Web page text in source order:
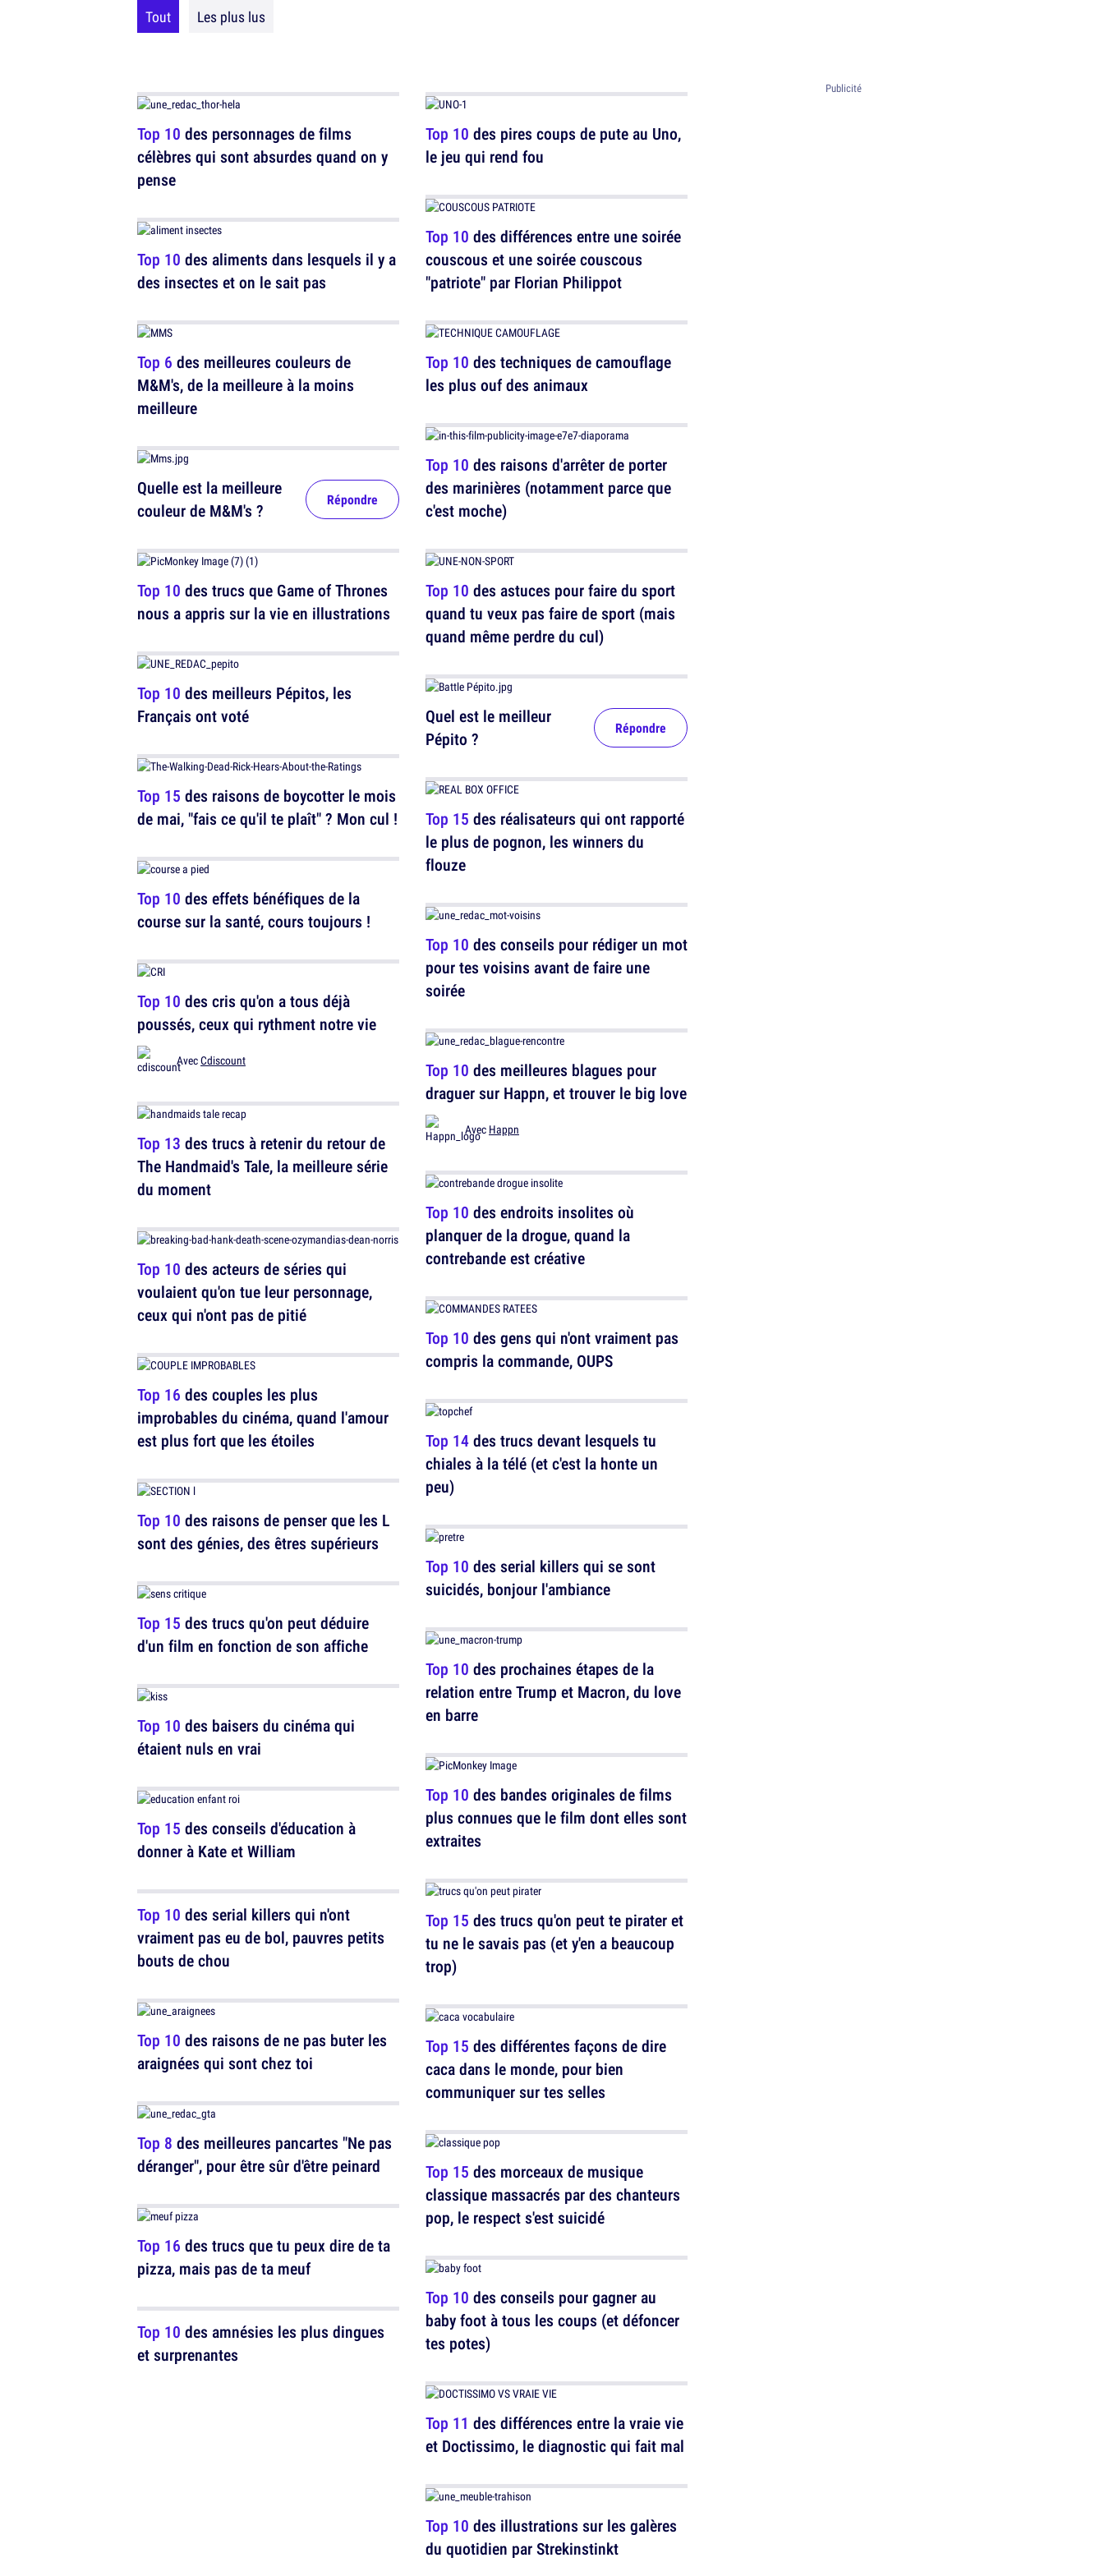
Tout Les plus lus
Top 10 des personnages de films
célèbres qui sont absurdes quand on y
pense
Top 10 des aliments dans lesquels il y a
des insectes et on le sait pas
Top 6 des meilleures couleurs de
M&M's, de la meilleure à la moins
meilleure
Quelle est la meilleure
couleur de M&M's ?
Répondre
Top 10 des trucs que Game of Thrones
nous a appris sur la vie en illustrations
Top 10 des meilleurs Pépitos, les
Français ont voté
Top 15 des raisons de boycotter le mois
de mai, "fais ce qu'il te plaît" ? Mon cul !
Top 10 des effets bénéfiques de la
course sur la santé, cours toujours !
Top 10 des cris qu'on a tous déjà
poussés, ceux qui rythment notre vie
AvecCdiscount
Top 13 des trucs à retenir du retour de
The Handmaid's Tale, la meilleure série
du moment
Top 10 des acteurs de séries qui
voulaient qu'on tue leur personnage,
ceux qui n'ont pas de pitié
Top 16 des couples les plus
improbables du cinéma, quand l'amour
est plus fort que les étoiles
Top 10 des raisons de penser que les L
sont des génies, des êtres supérieurs
Top 15 des trucs qu'on peut déduire
d'un film en fonction de son affiche
Top 10 des baisers du cinéma qui
étaient nuls en vrai
Top 15 des conseils d'éducation à
donner à Kate et William
Top 10 des serial killers qui n'ont
vraiment pas eu de bol, pauvres petits
bouts de chou
Top 10 des raisons de ne pas buter les
araignées qui sont chez toi
Top 8 des meilleures pancartes "Ne pas
déranger", pour être sûr d'être peinard
Top 16 des trucs que tu peux dire de ta
pizza, mais pas de ta meuf
Top 10 des amnésies les plus dingues
et surprenantes
Top 10 des pires coups de pute au Uno,
le jeu qui rend fou
Top 10 des différences entre une soirée
couscous et une soirée couscous
"patriote" par Florian Philippot
Top 10 des techniques de camouflage
les plus ouf des animaux
Top 10 des raisons d'arrêter de porter
des marinières (notamment parce que
c'est moche)
Top 10 des astuces pour faire du sport
quand tu veux pas faire de sport (mais
quand même perdre du cul)
Quel est le meilleur
Pépito ?
Répondre
Top 15 des réalisateurs qui ont rapporté
le plus de pognon, les winners du
flouze
Top 10 des conseils pour rédiger un mot
pour tes voisins avant de faire une
soirée
Top 10 des meilleures blagues pour
draguer sur Happn, et trouver le big love
Avec Happn
Top 10 des endroits insolites où
planquer de la drogue, quand la
contrebande est créative
Top 10 des gens qui n'ont vraiment pas
compris la commande, OUPS
Top 14des trucs devant lesquels tu
chiales à la télé (et c'est la honte un
peu)
Top 10 des serial killers qui se sont
suicidés, bonjour l'ambiance
Top 10 des prochaines étapes de la
relation entre Trump et Macron, du love
en barre
Top 10 des bandes originales de films
plus connues que le film dont elles sont
extraites
Top 15 des trucs qu'on peut te pirater et
tu ne le savais pas (et y'en a beaucoup
trop)
Top 15 des différentes façons de dire
caca dans le monde, pour bien
communiquer sur tes selles
Top 15 des morceaux de musique
classique massacrés par des chanteurs
pop, le respect s'est suicidé
Top 10 des conseils pour gagner au
baby foot à tous les coups (et défoncer
tes potes)
Top 11 des différences entre la vraie vie
et Doctissimo, le diagnostic qui fait mal
Top 10 des illustrations sur les galères
du quotidien par Strekinstinkt